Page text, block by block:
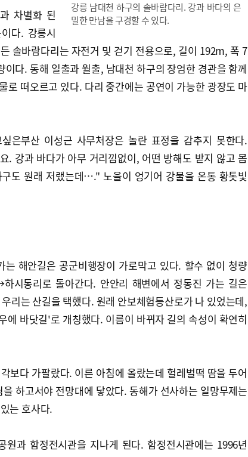
강릉 남대천 하구의 솔바람다리. 강과 바다의 은
밀한 만남을 구경할 수 있다.
차별화 된
다. 강릉시
솔바람다리는 자전거 및 걷기 전용으로, 길이 192m, 폭 7
다. 동해 일출과 월출, 남대천 하구의 장엄한 경관을 함께
로 떠오르고 있다. 다리 중간에는 공연이 가능한 광장도 마
은부산 이성근 사무처장은 놀란 표정을 감추지 못한다.
. 강과 바다가 아무 거리낌없이, 어떤 방해도 받지 않고 몸
도 원래 저랬는데…." 노을이 엉기어 강물을 온통 황톳빛
는 해안길은 공군비행장이 가로막고 있다. 할수 없이 청량
시동리로 돌아간다. 안안리 해변에서 정동진 가는 길은
리는 산길을 택했다. 원래 안보체험등산로가 나 있었는데,
에 바닷길'로 개칭했다. 이름이 바뀌자 길의 속성이 확연히
보다 가팔랐다. 이른 아침에 올랐는데 헐레벌떡 땀을 두어
하고서야 전망대에 닿았다. 동해가 선사하는 일망무제는
는 호사다.
원과 함정전시관을 지나게 된다. 함정전시관에는 1996년